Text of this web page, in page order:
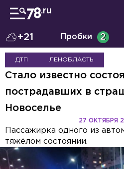
+21 Пробки 2
ДТП ЛЕНОБЛАСТЬ
Стало известно
пострадавших в
Новоселье
27 ОКТЯБРЯ
Пассажирка одного из
тяжёлом состоянии.